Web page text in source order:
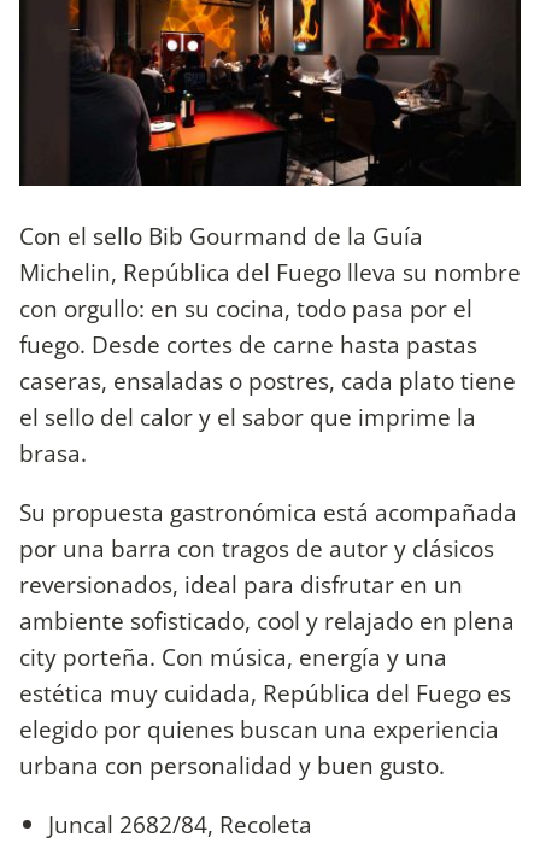
Con el sello Bib Gourmand de la Guía
Michelin, República del Fuego lleva su nombre
con orgullo: en su cocina, todo pasa por el
fuego. Desde cortes de carne hasta pastas
caseras, ensaladas o postres, cada plato tiene
el sello del calor y el sabor que imprime la
brasa.
Su propuesta gastronómica está acompañada
por una barra con tragos de autor y clásicos
reversionados, ideal para disfrutar en un
ambiente sofisticado, cool y relajado en plena
city porteña. Con música, energía y una
estética muy cuidada, República del Fuego es
elegido por quienes buscan una experiencia
urbana con personalidad y buen gusto.
Juncal 2682/84, Recoleta